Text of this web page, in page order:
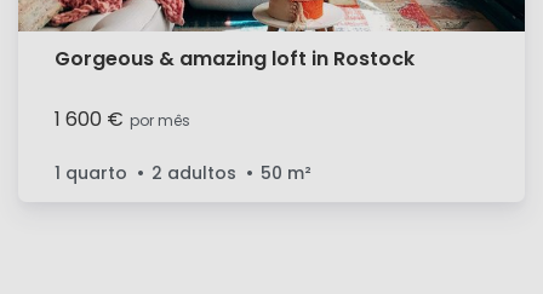
Gorgeous & amazing loft in Rostock
1 600 € por mês
1 quarto 2 adultos 50 m²